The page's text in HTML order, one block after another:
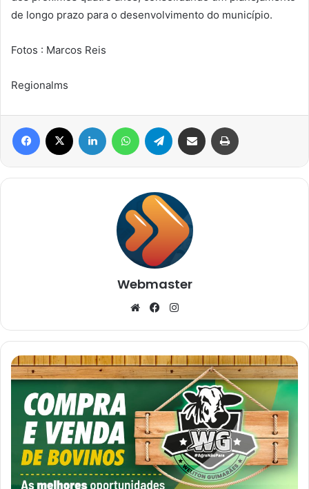
de longo prazo para o desenvolvimento do município.
Fotos : Marcos Reis
Regionalms
Facebook Linkedin WhatsAppTelegram Compartilhar via e-mail
Webmaster
WebsiteFacebook